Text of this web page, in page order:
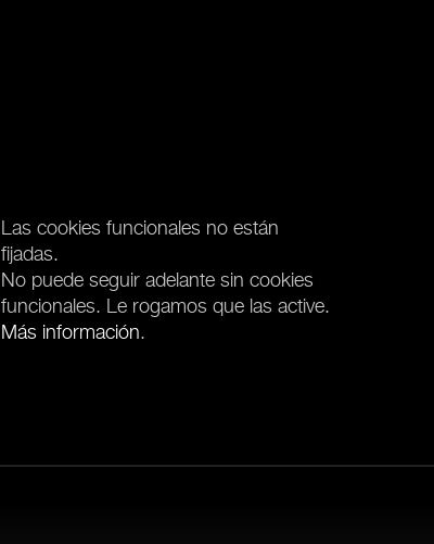
Las cookies funcionales no están
fijadas.
No puede seguir adelante sin cookies
funcionales. Le rogamos que las active.
Más información.